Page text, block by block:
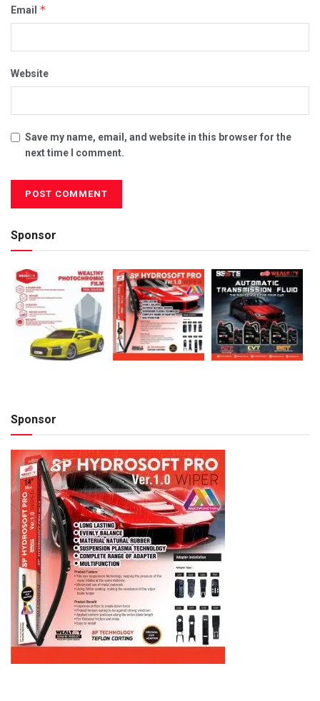
Email *
Website
Save my name, email, and website in this browser for the
next time I comment.
Sponsor
Sponsor